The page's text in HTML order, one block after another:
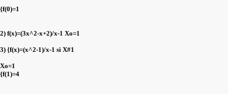
{f(0)=1
2) f(x)=(3x^2-x+2)/x-1 Xo=1
3) {f(x)=(x^2-1)/x-1 si X#1
Xo=1
{f(1)=4